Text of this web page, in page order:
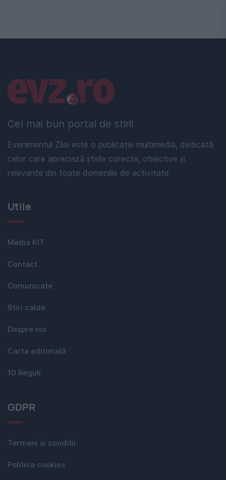
Cel mai bun portal de stiri!
Evenimentul Zilei este o publicație multimedia, dedicată
celor care apreciază știrile corecte, obiective și
relevante din toate domeniile de activitate
Linkuri utile
Utile
Media KIT
Contact
Comunicate
Stiri calde
Despre noi
Carta editorială
10 Reguli
GDPR
Termeni si conditii
Politica cookies